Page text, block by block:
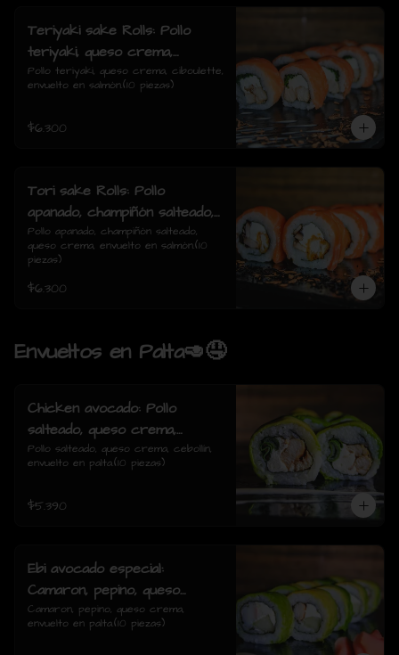
Teriyaki sake Rolls: Pollo
teriyaki, queso crema,
ciboulette, envuelto en
salmón.
Pollo teriyaki, queso crema, ciboulette,
envuelto en salmón.(10 piezas)
$6.300
Tori sake Rolls: Pollo
apanado, champiñón salteado,
queso crema, envuelto en
salmón.
Pollo apanado, champiñón salteado,
queso crema, envuelto en salmón.(10
piezas)
$6.300
Envueltos en Palta🥑🤤
Chicken avocado: Pollo
salteado, queso crema,
cebollin, envuelto en palta.
Pollo salteado, queso crema, cebollín,
envuelto en palta.(10 piezas)
$5.390
Ebi avocado especial:
Camaron, pepino, queso
crema, envuelto en palta.
Camaron, pepino, queso crema,
envuelto en palta.(10 piezas)